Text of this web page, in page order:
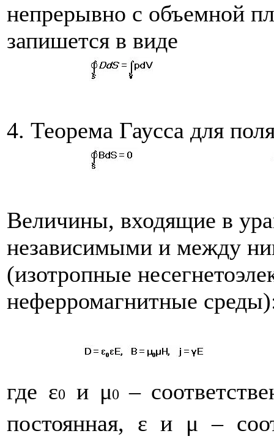
непрерывно с объемной
запишется в виде
4. Теорема Гаусса для
Величины, входящие в
независимыми и между
(изотропные
неферромагнитные
где ε0 и μ0
–
постоянная, ε и μ –